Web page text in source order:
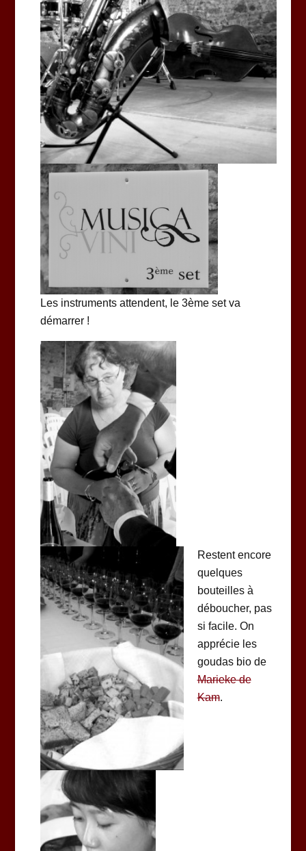
Les instruments attendent, le 3ème set va
démarrer !
Restent encore
quelques
bouteilles à
déboucher, pas
si facile. On
apprécie les
goudas bio de
Marieke de
Kam.